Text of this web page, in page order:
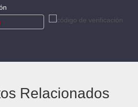
Relacionados